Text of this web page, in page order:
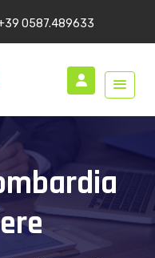
0587.489633